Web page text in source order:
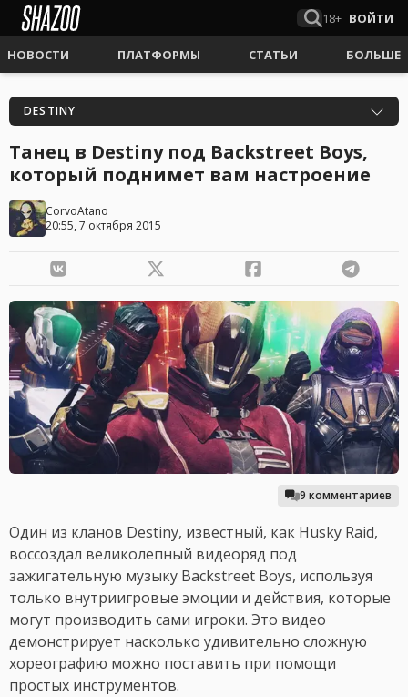
18+ ВОЙТИ
НОВОСТИ ПЛАТФОРМЫ СТАТЬИ БОЛЬШЕ
DESTINY
Танец в Destiny под Backstreet Boys,
который поднимет вам настроение
CorvoAtano
20:55, 7 октября 2015
9 комментариев
Один из кланов Destiny, известный, как Husky Raid,
воссоздал великолепный видеоряд под
зажигательную музыку Backstreet Boys, используя
только внутриигровые эмоции и действия, которые
могут производить сами игроки. Это видео
демонстрирует насколько удивительно сложную
хореографию можно поставить при помощи
простых инструментов.